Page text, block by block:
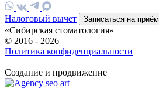
Налоговый вычет Записаться на приём
«Сибирская стоматология»
© 2016 - 2026
Политика конфиденциальности
Создание и продвижение